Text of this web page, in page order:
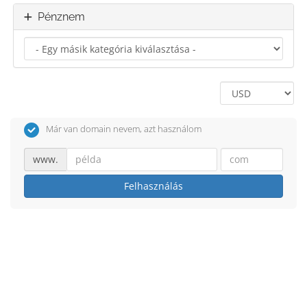
Pénznem
Már van domain nevem, azt használom
www.
Felhasználás